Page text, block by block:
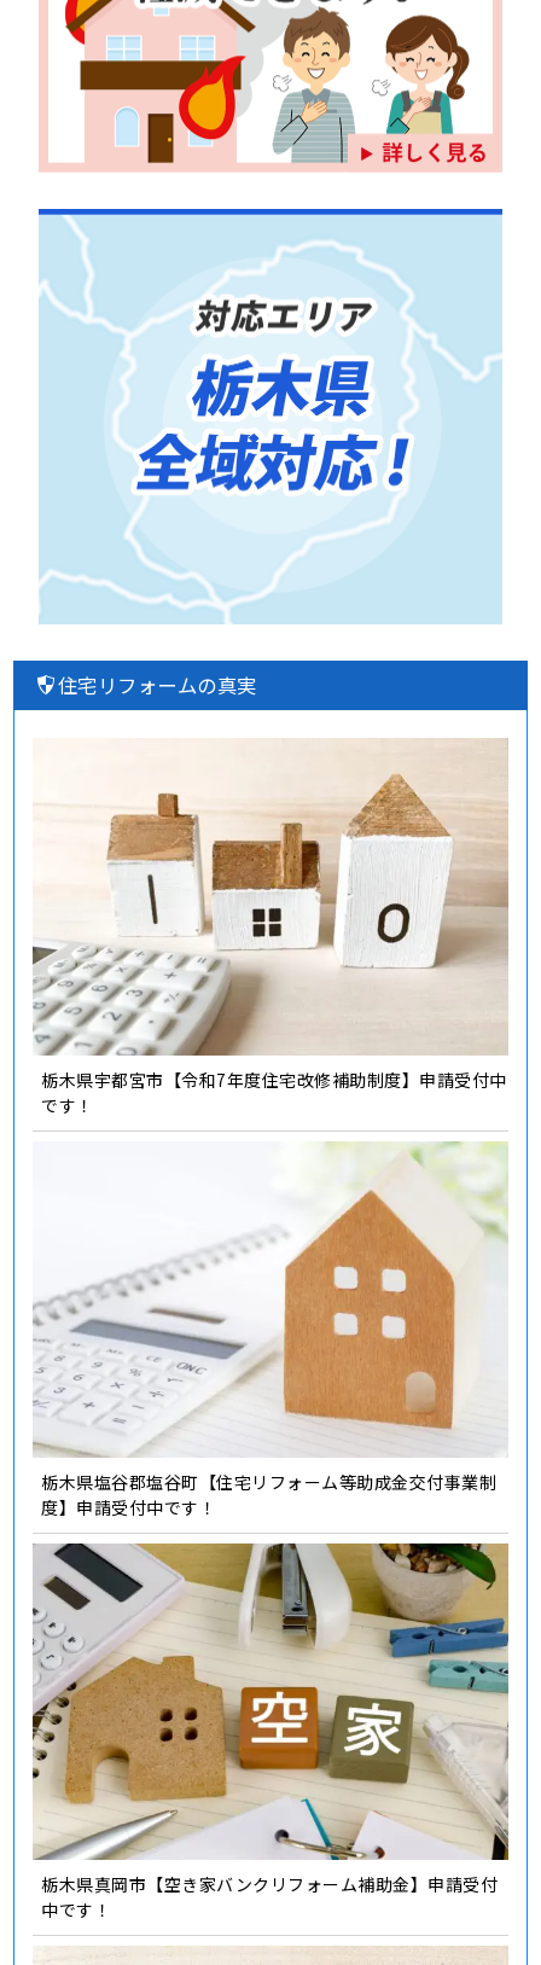
住宅リフォームの真実
栃木県宇都宮市【令和7年度住宅改修補助制度】申請受付中
です！
栃木県塩谷郡塩谷町【住宅リフォーム等助成金交付事業制
度】申請受付中です！
栃木県真岡市【空き家バンクリフォーム補助金】申請受付
中です！